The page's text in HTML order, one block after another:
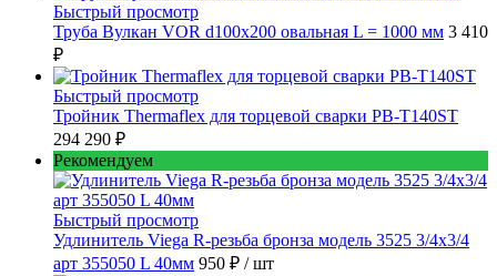
Быстрый просмотр
Труба Вулкан VOR d100x200 овальная L = 1000 мм 3 410
₽
Быстрый просмотр
Тройник Thermaflex для торцевой сварки PB-T140ST
294 290 ₽
Рекомендуем
Быстрый просмотр
Удлинитель Viega R-резьба бронза модель 3525 3/4x3/4
арт 355050 L 40мм 950 ₽ / шт